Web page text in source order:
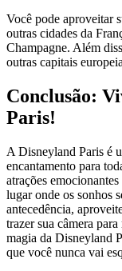
Você pode aproveitar
outras cidades da
Champagne. Além
outras capitais
Conclusão:
Paris!
A Disneyland Paris é
encantamento para
atrações
lugar onde os sonhos
antecedência,
trazer sua câmera
magia da Disneyland
que você nunca vai